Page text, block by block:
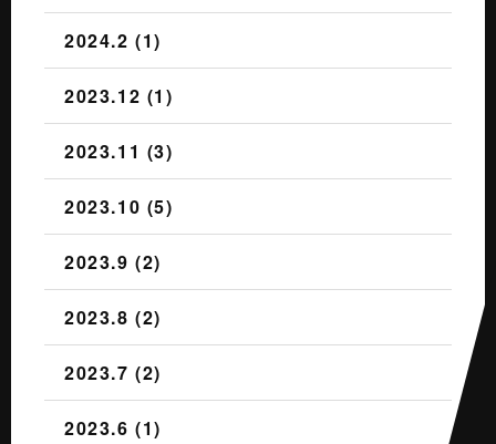
2024.2 (1)
2023.12 (1)
2023.11 (3)
2023.10 (5)
2023.9 (2)
2023.8 (2)
2023.7 (2)
2023.6 (1)